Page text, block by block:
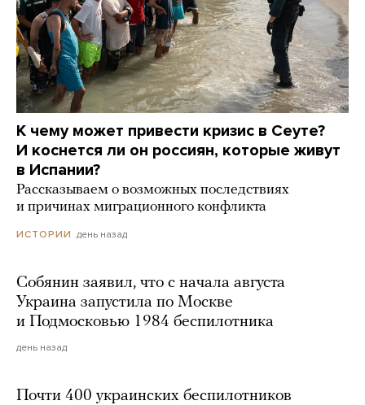
К чему может привести кризис в Сеуте?
И коснется ли он россиян, которые живут
в Испании?
Рассказываем о возможных последствиях
и причинах миграционного конфликта
ИСТОРИИ день назад
Собянин заявил, что с начала августа
Украина запустила по Москве
и Подмосковью 1984 беспилотника
день назад
Почти 400 украинских беспилотников